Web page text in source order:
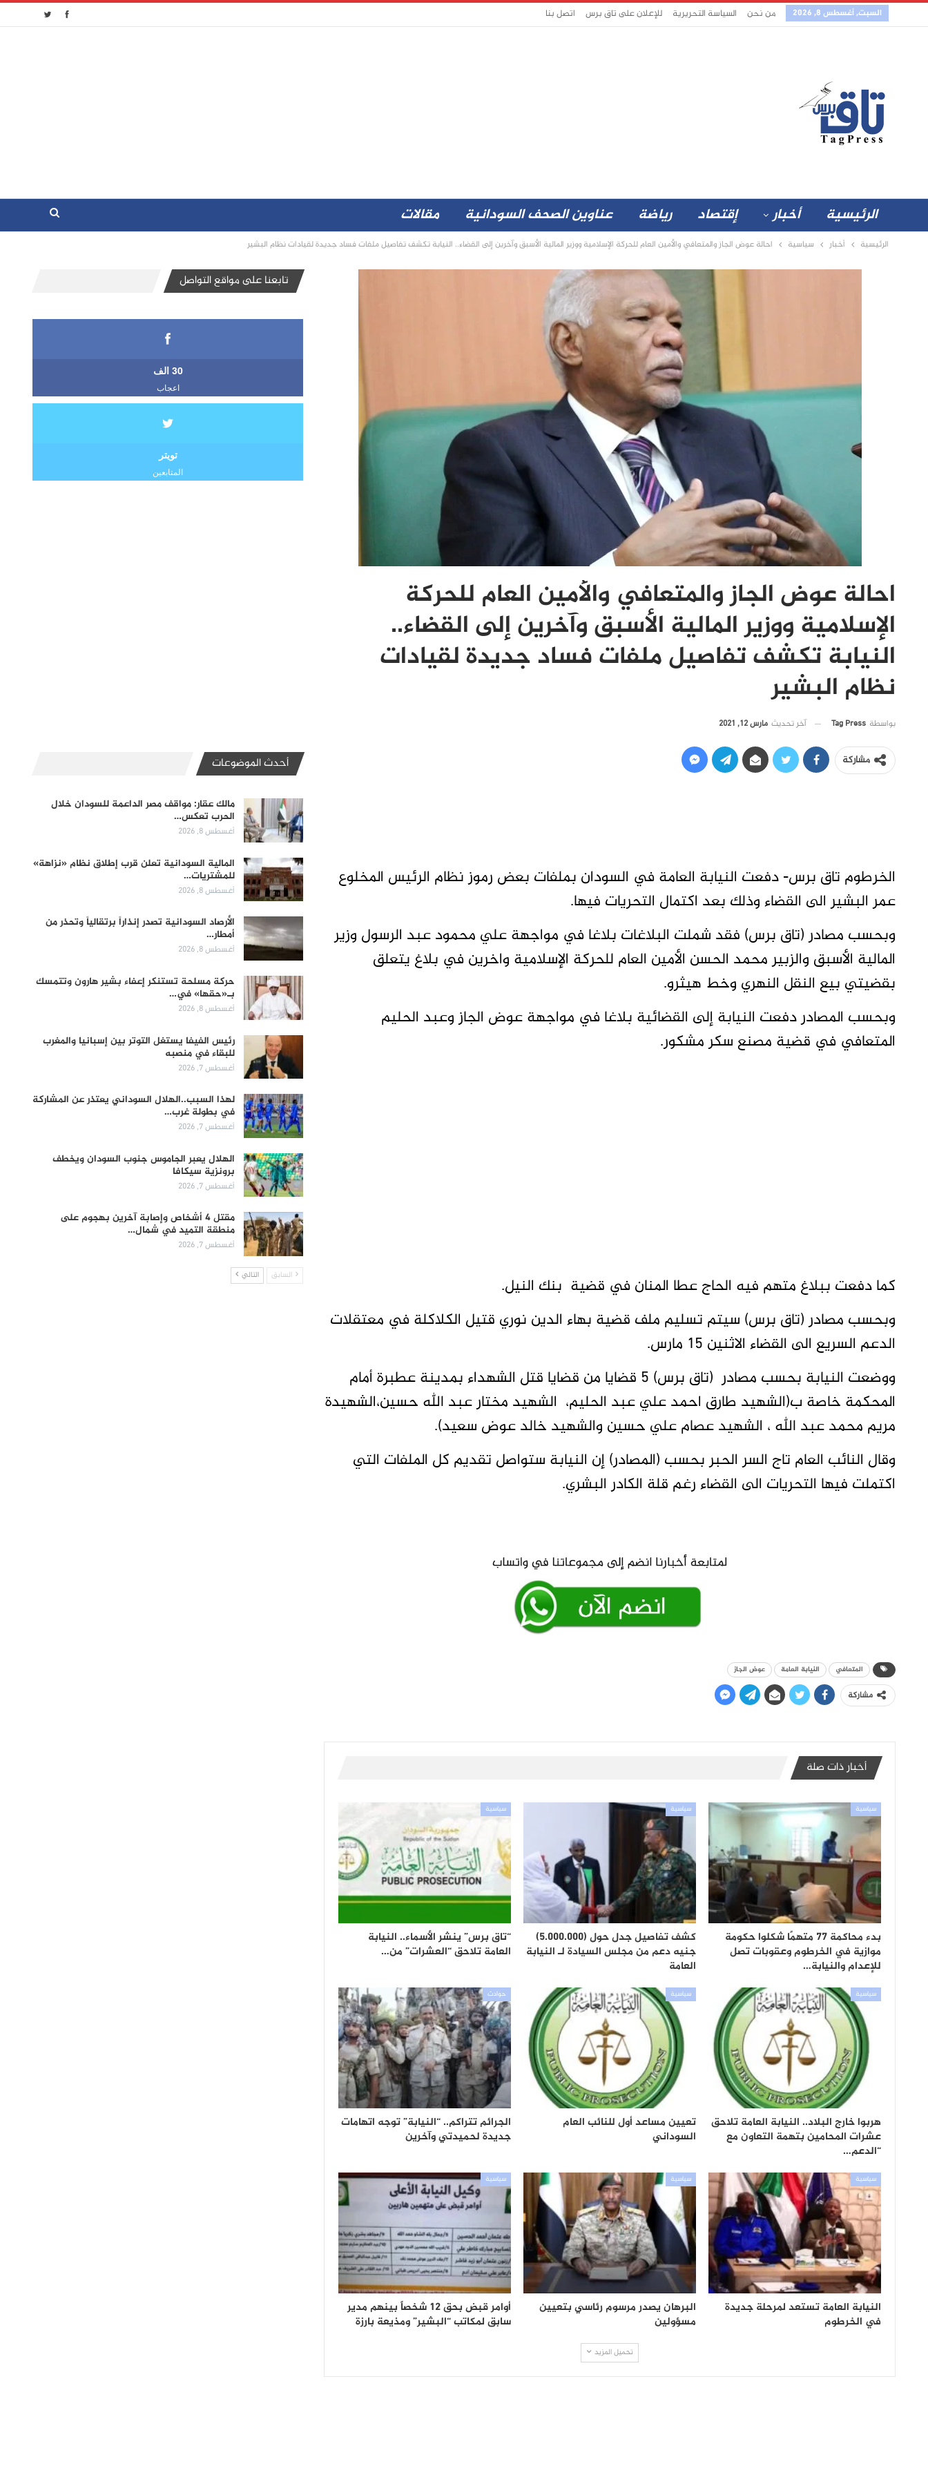
السبت, أغسطس 8, 2026 من نحن السياسة التحريرية للإعلان على تاق برس اتصل بنا
الرئيسية أخبار إقتصاد رياضة عناوين الصحف السودانية مقالات
الرئيسية أخبار سياسية احالة عوض الجاز والمتعافي والأمين العام للحركة الإسلامية ووزير المالية الأسبق وآخرين إلى القضاء.. النيابة تكشف تفاصيل ملفات فساد جديدة لقيادات نظام البشير
احالة عوض الجاز والمتعافي والأمين العام للحركة
الإسلامية ووزير المالية الأسبق وآخرين إلى القضاء..
النيابة تكشف تفاصيل ملفات فساد جديدة لقيادات
نظام البشير
بواسطة Tag Press آخر تحديث مارس 12, 2021
مشاركة
الخرطوم تاق برس- دفعت النيابة العامة في السودان بملفات بعض رموز نظام الرئيس المخلوع
عمر البشير الى القضاء وذلك بعد اكتمال التحريات فيها.
وبحسب مصادر (تاق برس) فقد شملت البلاغات بلاغا في مواجهة علي محمود عبد الرسول وزير
المالية الأسبق والزبير محمد الحسن الأمين العام للحركة الإسلامية واخرين في بلاغ يتعلق
بقضيتي بيع النقل النهري وخط هيثرو.
وبحسب المصادر دفعت النيابة إلى القضائية بلاغا في مواجهة عوض الجاز وعبد الحليم
المتعافي في قضية مصنع سكر مشكور.
كما دفعت ببلاغ متهم فيه الحاج عطا المنان في قضية بنك النيل.
وبحسب مصادر (تاق برس) سيتم تسليم ملف قضية بهاء الدين نوري قتيل الكلاكلة في معتقلات
الدعم السريع الى القضاء الاثنين 15 مارس.
ووضعت النيابة بحسب مصادر (تاق برس) 5 قضايا من قضايا قتل الشهداء بمدينة عطبرة أمام
المحكمة خاصة ب(الشهيد طارق احمد علي عبد الحليم، الشهيد مختار عبد الله حسين،الشهيدة
مريم محمد عبد الله ، الشهيد عصام علي حسين والشهيد خالد عوض سعيد).
وقال النائب العام تاج السر الحبر بحسب (المصادر) إن النيابة ستواصل تقديم كل الملفات التي
اكتملت فيها التحريات الى القضاء رغم قلة الكادر البشري.
المتعافي النيابة العامة عوض الجاز
مشاركة
أخبار ذات صلة
سياسية
بدء محاكمة 77 متهمًا شكلوا حكومة
موازية في الخرطوم وعقوبات تصل
للإعدام والنيابة…
سياسية
كشف تفاصيل جدل حول (5.000.000)
جنيه دعم من مجلس السيادة لـ النيابة
العامة
سياسية
“تاق برس” ينشر الأسماء.. النيابة
العامة تلاحق “العشرات” من…
سياسية
هربوا خارج البلاد.. النيابة العامة تلاحق
عشرات المحامين بتهمة التعاون مع
“الدعم…
سياسية
تعيين مساعد أول للنائب العام
السوداني
حوادث
الجرائم تتراكم.. “النيابة” توجه اتهامات
جديدة لحميدتي وآخرين
سياسية
النيابة العامة تستعد لمرحلة جديدة
في الخرطوم
سياسية
البرهان يصدر مرسوم رئاسي بتعيين
مسؤولين
سياسية
أوامر قبض بحق 12 شخصاً بينهم مدير
سابق لمكاتب “البشير” ومذيعة بارزة
تحميل المزيد
تابعنا على مواقع التواصل
30 الف
اعجاب
تويتر
المتابعين
أحدث الموضوعات
مالك عقار: مواقف مصر الداعمة للسودان خلال
الحرب تعكس…
أغسطس 8, 2026
المالية السودانية تعلن قرب إطلاق نظام «نزاهة»
للمشتريات…
أغسطس 8, 2026
الأرصاد السودانية تصدر إنذاراً برتقالياً وتحذر من
أمطار…
أغسطس 8, 2026
حركة مسلحة تستنكر إعفاء بشير هارون وتتمسك
بـ«حقها» في…
أغسطس 8, 2026
رئيس الفيفا يستغل التوتر بين إسبانيا والمغرب
للبقاء في منصبه
أغسطس 7, 2026
لهذا السبب..الهلال السوداني يعتذر عن المشاركة
في بطولة غرب…
أغسطس 7, 2026
الهلال يعبر الجاموس جنوب السودان ويخطف
برونزية سيكافا
أغسطس 7, 2026
مقتل 4 أشخاص وإصابة آخرين بهجوم على
منطقة التميد في شمال…
أغسطس 7, 2026
السابق التالي